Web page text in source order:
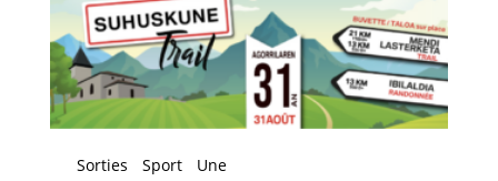
Sorties Sport Une